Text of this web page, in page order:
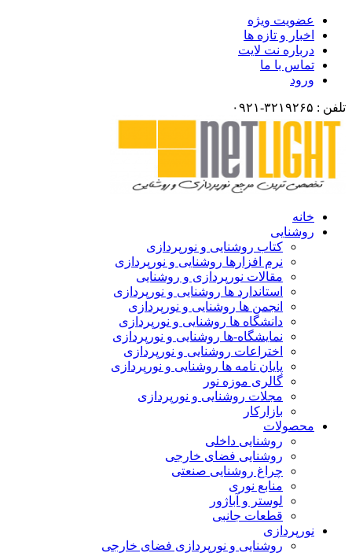
ویژه
و تازه ها
نت لایت
با ما
کتاب روشنایی و نورپردازی
نرم افزارها روشنایی و نورپردازی
مقالات نورپردازی و روشنایی
استاندارد ها روشنایی و نورپردازی
انجمن ها روشنایی و نورپردازی
دانشگاه ها روشنایی و نورپردازی
نمایشگاه-ها روشنایی و نورپردازی
اختراعات روشنایی و نورپردازی
پایان نامه ها روشنایی و نورپردازی
گالری موزه نور
مجلات روشنایی و نورپردازی
بازارکار
روشنایی داخلی
روشنایی فضای خارجی
چراغ روشنایی صنعتی
منابع نوری
لوستر و آباژور
قطعات جانبی
روشنایی و نورپردازی فضای خارجی